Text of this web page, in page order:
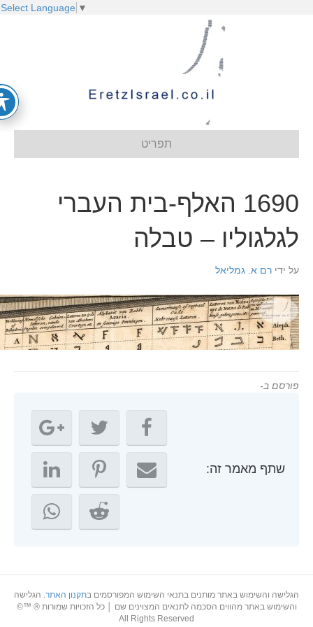
Select Language
תפריט
1690 האלף-בית העברי
– טבלה
ידי רם א. גמליאל
ב-
שתף מאמר זה:
והשימוש באתר מותנים בתנאי השימוש המפורסמים בתקנון האתר. הגלישה
והשימוש באתר מהווים הסכמה לתנאים המצוינים שם │ כל הזכויות שמורות ® ™©
All Rights Reserved